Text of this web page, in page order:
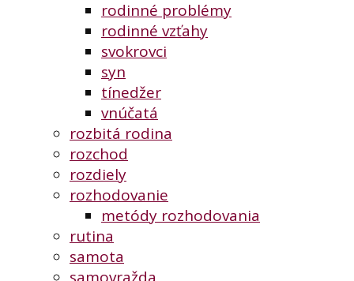
rodinné problémy
rodinné vzťahy
svokrovci
syn
tínedžer
vnúčatá
rozbitá rodina
rozchod
rozdiely
rozhodovanie
metódy rozhodovania
rutina
samota